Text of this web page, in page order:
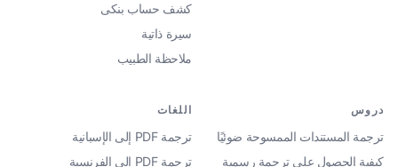
كشف حساب بنكى
سيرة ذاتية
ملاحظة الطبيب
دروس
ترجمة المستندات الممسوحة ضوئيًا
كيفية الحصول على ترجمة رسمية
اللغات
ترجمة PDF إلى الإسبانية
ترجمة PDF إلى الفرنسية